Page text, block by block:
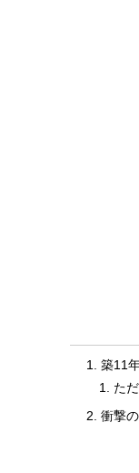
築11
た
衝撃